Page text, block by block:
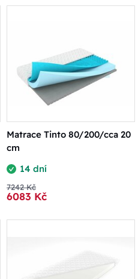
Matrace Tinto 80/200/cca 20
cm
14 dní
7242 Kč
6083 Kč